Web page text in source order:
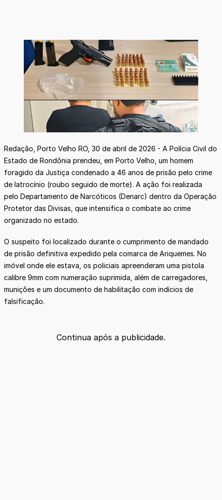
Redação, Porto Velho RO, 30 de abril de 2026 - A Polícia Civil do
Estado de Rondônia prendeu, em Porto Velho, um homem
foragido da Justiça condenado a 46 anos de prisão pelo crime
de latrocínio (roubo seguido de morte). A ação foi realizada
pelo Departamento de Narcóticos (Denarc) dentro da Operação
Protetor das Divisas, que intensifica o combate ao crime
organizado no estado.
O suspeito foi localizado durante o cumprimento de mandado
de prisão definitiva expedido pela comarca de Ariquemes. No
imóvel onde ele estava, os policiais apreenderam uma pistola
calibre 9mm com numeração suprimida, além de carregadores,
munições e um documento de habilitação com indícios de
falsificação.
Continua após a publicidade.